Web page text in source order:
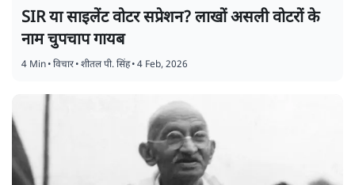
SIR या साइलेंट वोटर सप्रेशन? लाखों असली वोटरों के
नाम चुपचाप गायब
4 Min•विचार•शीतल पी. सिंह•4 Feb, 2026